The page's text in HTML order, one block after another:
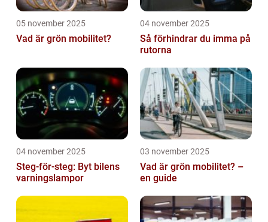
05 november 2025
Vad är grön mobilitet?
04 november 2025
Så förhindrar du imma på
rutorna
04 november 2025
Steg-för-steg: Byt bilens
varningslampor
03 november 2025
Vad är grön mobilitet? –
en guide